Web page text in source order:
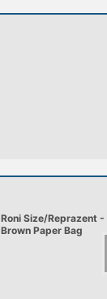
Roni Size/Reprazent -
Brown Paper Bag